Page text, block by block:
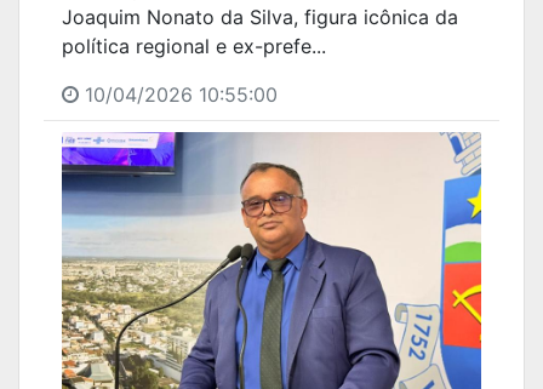
Joaquim Nonato da Silva, figura icônica da
política regional e ex-prefe...
10/04/2026 10:55:00